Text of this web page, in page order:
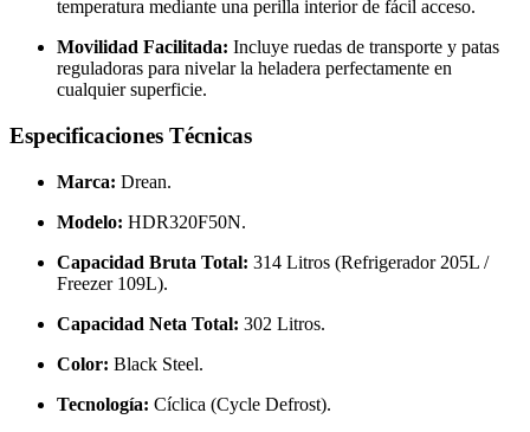
temperatura mediante una perilla interior de fácil acceso.
Movilidad Facilitada: Incluye ruedas de transporte y patas
reguladoras para nivelar la heladera perfectamente en
cualquier superficie.
Especificaciones Técnicas
Marca: Drean.
Modelo: HDR320F50N.
Capacidad Bruta Total: 314 Litros (Refrigerador 205L /
Freezer 109L).
Capacidad Neta Total: 302 Litros.
Color: Black Steel.
Tecnología: Cíclica (Cycle Defrost).